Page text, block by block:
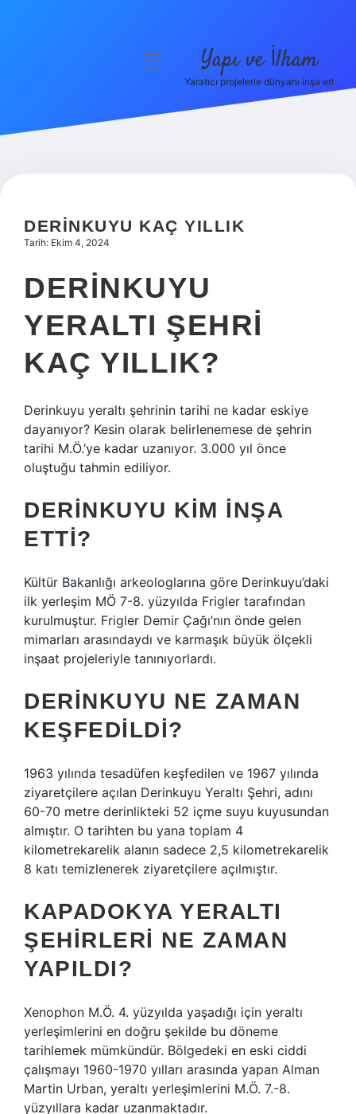
Hakkımızda
menüyü
Yapı ve İlham
Yaratıcı projelerle dünyanı inşa et!
DERINKUYU KAÇ YILLIK
Tarih: Ekim 4, 2024
DERINKUYU
YERALTI ŞEHRI
KAÇ YILLIK?
Derinkuyu yeraltı şehrinin tarihi ne kadar eskiye
dayanıyor? Kesin olarak belirlenemese de şehrin
tarihi M.Ö.’ye kadar uzanıyor. 3.000 yıl önce
oluştuğu tahmin ediliyor.
DERINKUYU KIM INŞA
ETTI?
Kültür Bakanlığı arkeologlarına göre Derinkuyu’daki
ilk yerleşim MÖ 7-8. yüzyılda Frigler tarafından
kurulmuştur. Frigler Demir Çağı’nın önde gelen
mimarları arasındaydı ve karmaşık büyük ölçekli
inşaat projeleriyle tanınıyorlardı.
DERINKUYU NE ZAMAN
KEŞFEDILDI?
1963 yılında tesadüfen keşfedilen ve 1967 yılında
ziyaretçilere açılan Derinkuyu Yeraltı Şehri, adını
60-70 metre derinlikteki 52 içme suyu kuyusundan
almıştır. O tarihten bu yana toplam 4
kilometrekarelik alanın sadece 2,5 kilometrekarelik
8 katı temizlenerek ziyaretçilere açılmıştır.
KAPADOKYA YERALTI
ŞEHIRLERI NE ZAMAN
YAPILDI?
Xenophon M.Ö. 4. yüzyılda yaşadığı için yeraltı
yerleşimlerini en doğru şekilde bu döneme
tarihlemek mümkündür. Bölgedeki en eski ciddi
çalışmayı 1960-1970 yılları arasında yapan Alman
Martin Urban, yeraltı yerleşimlerini M.Ö. 7.-8.
yüzyıllara kadar uzanmaktadır.